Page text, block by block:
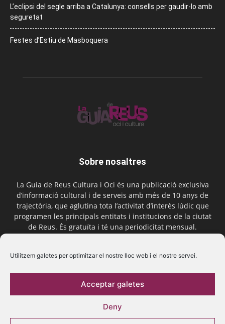
Utilitzem galetes per optimitzar el nostre lloc web i el nostre servei.
Acceptar galetes
Deny
L’eclipsi del segle arriba a Catalunya: consells per gaudir-lo amb
seguretat
Festes d’Estiu de Masboquera
Sobre nosaltres
La Guia de Reus Cultura i Oci és una publicació exclusiva
d’informació cultural i de serveis amb més de 10 anys de
trajectòria, que aglutina tota l’activitat d’interès lúdic que
programen les principals entitats i institucions de la ciutat
de Reus. És gratuïta i té una periodicitat mensual.
Segueix-nos